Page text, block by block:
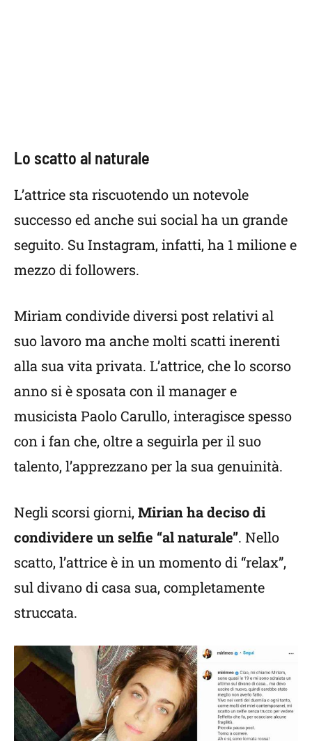
Lo scatto al naturale
L’attrice sta riscuotendo un notevole
successo ed anche sui social ha un grande
seguito. Su Instagram, infatti, ha 1 milione e
mezzo di followers.
Miriam condivide diversi post relativi al
suo lavoro ma anche molti scatti inerenti
alla sua vita privata. L’attrice, che lo scorso
anno si è sposata con il manager e
musicista Paolo Carullo, interagisce spesso
con i fan che, oltre a seguirla per il suo
talento, l’apprezzano per la sua genuinità.
Negli scorsi giorni, Mirian ha deciso di
condividere un selfie “al naturale”. Nello
scatto, l’attrice è in un momento di “relax”,
sul divano di casa sua, completamente
struccata.